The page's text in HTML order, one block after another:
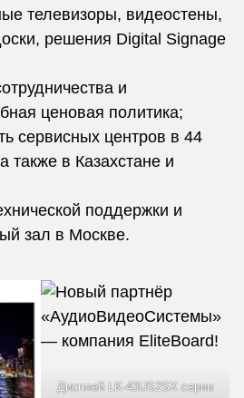
телевизоры, видеостены,
решения Digital Signage
и
ценовая политика;
сервисных центров в 44
также в Казахстане и
поддержки и
зал в Москве.
Дисплей LK-43US2SX серии